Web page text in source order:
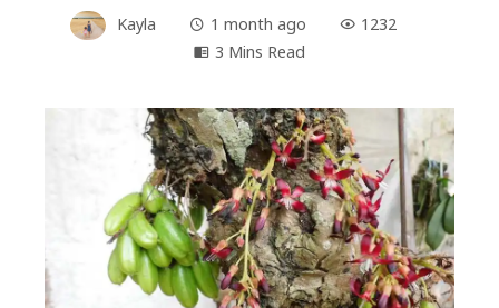
Kayla 1 month ago
1232
3 Mins Read